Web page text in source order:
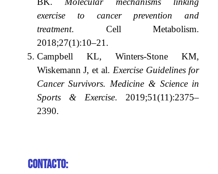
exercise to cancer prevention and
treatment. Cell Metabolism.
2018;27(1):10–21.
Campbell KL, Winters-Stone KM,
Wiskemann J, et al. Exercise Guidelines for
Cancer Survivors. Medicine & Science in
Sports & Exercise. 2019;51(11):2375–
2390.
Contacto: